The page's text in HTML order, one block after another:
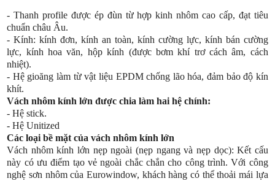
- Thanh profile được ép đùn từ hợp kinh nhôm cao cấp, đạt tiêu
chuẩn châu Âu.
- Kính: kính đơn, kính an toàn, kính cường lực, kính bán cường
lực, kính hoa văn, hộp kính (được bơm khí trơ cách âm, cách
nhiệt).
- Hệ gioăng làm từ vật liệu EPDM chống lão hóa, đảm bảo độ kín
khít.
Vách nhôm kính lớn được chia làm hai hệ chính:
- Hệ stick.
- Hệ Unitized
Các loại bề mặt của vách nhôm kính lớn
Vách nhôm kính lớn nẹp ngoài (nẹp ngang và nẹp dọc): Kết cấu
này có ưu điểm tạo vẻ ngoài chắc chắn cho công trình. Với công
nghệ sơn nhôm của Eurowindow, khách hàng có thể thoải mái lựa